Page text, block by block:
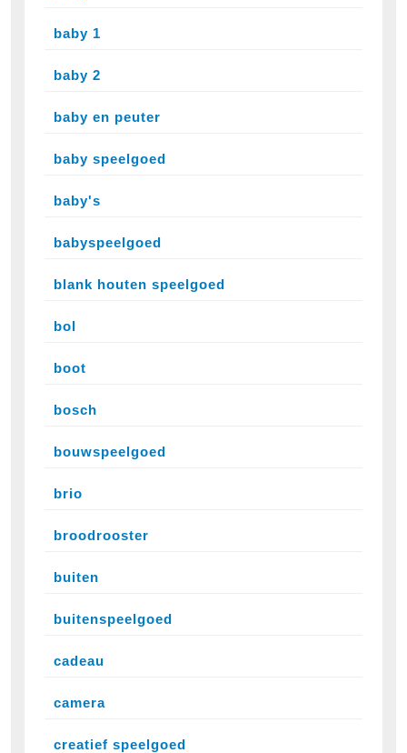
baby 1
baby 2
baby en peuter
baby speelgoed
baby's
babyspeelgoed
blank houten speelgoed
bol
boot
bosch
bouwspeelgoed
brio
broodrooster
buiten
buitenspeelgoed
cadeau
camera
creatief speelgoed